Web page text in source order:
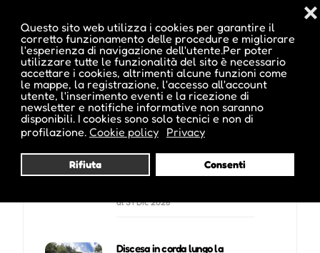
Questo sito web utilizza i cookies per garantire il
corretto funzionamento delle procedure e migliorare
l'esperienza di navigazione dell'utente.Per poter
utilizzare tutte le funzionalità del sito è necessario
accettare i cookies, altrimenti alcune funzioni come
le mappe, la registrazione, l'accesso all'account
utente, l'inserimento eventi e la ricezione di
newsletter e notifiche informative non saranno
disponibili. I cookies sono solo tecnici e non di
profilazione. Cookie policy Privacy
Rifiuta Consenti
❌
Potrebbe interessarti anche :
Vivi momenti indimenticabili a
Aschlerbach 35, Meltina, BZ
al 31 Dic 2026
Discesa in corda lungo la